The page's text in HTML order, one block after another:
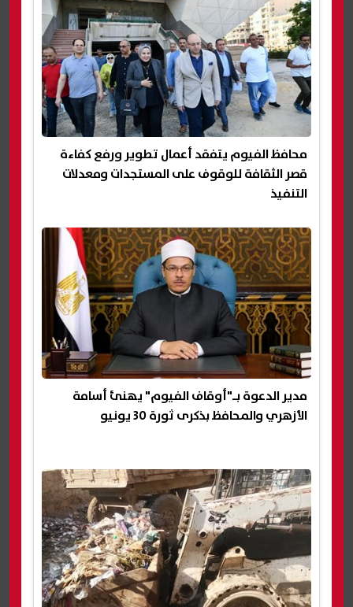
محافظ الفيوم يتفقد أعمال تطوير ورفع كفاءة
قصر الثقافة للوقوف على المستجدات ومعدلات
التنفيذ
مدير الدعوة بـ"أوقاف الفيوم" يهنئ أسامة
الأزهري والمحافظ بذكرى ثورة 30 يونيو